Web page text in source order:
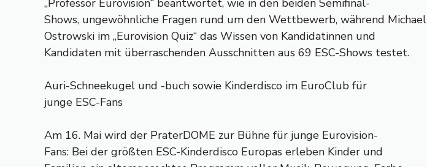
„Professor Eurovision“ beantwortet, wie in den beiden Semifinal-
Shows, ungewöhnliche Fragen rund um den Wettbewerb, während Michael
Ostrowski im „Eurovision Quiz“ das Wissen von Kandidatinnen und
Kandidaten mit überraschenden Ausschnitten aus 69 ESC-Shows testet.
Auri-Schneekugel und -buch sowie Kinderdisco im EuroClub für
junge ESC-Fans
Am 16. Mai wird der PraterDOME zur Bühne für junge Eurovision-
Fans: Bei der größten ESC-Kinderdisco Europas erleben Kinder und